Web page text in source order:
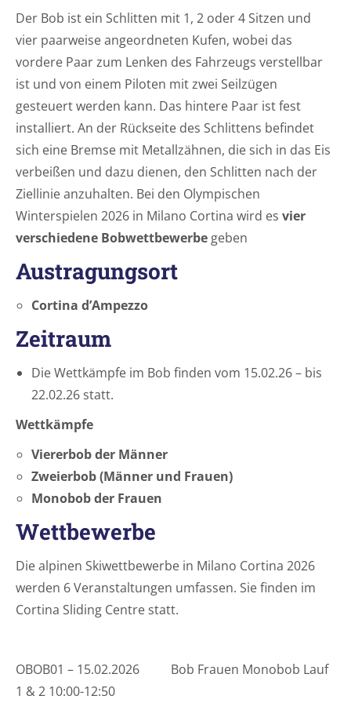
Der Bob ist ein Schlitten mit 1, 2 oder 4 Sitzen und
vier paarweise angeordneten Kufen, wobei das
vordere Paar zum Lenken des Fahrzeugs verstellbar
ist und von einem Piloten mit zwei Seilzügen
gesteuert werden kann. Das hintere Paar ist fest
installiert. An der Rückseite des Schlittens befindet
sich eine Bremse mit Metallzähnen, die sich in das Eis
verbeißen und dazu dienen, den Schlitten nach der
Ziellinie anzuhalten. Bei den Olympischen
Winterspielen 2026 in Milano Cortina wird es vier
verschiedene Bobwettbewerbe geben
Austragungsort
Cortina d’Ampezzo
Zeitraum
Die Wettkämpfe im Bob finden vom 15.02.26 – bis
22.02.26 statt.
Wettkämpfe
Viererbob der Männer
Zweierbob (Männer und Frauen)
Monobob der Frauen
Wettbewerbe
Die alpinen Skiwettbewerbe in Milano Cortina 2026
werden 6 Veranstaltungen umfassen. Sie finden im
Cortina Sliding Centre statt.
OBOB01 – 15.02.2026 Bob Frauen Monobob Lauf
1 & 2 10:00-12:50